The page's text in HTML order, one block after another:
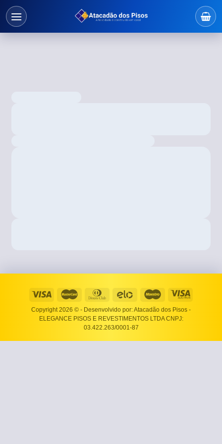
Copyright 2026 © - Desenvolvido por: Atacadão dos Pisos -
ELEGANCE PISOS E REVESTIMENTOS LTDA CNPJ:
03.422.263/0001-87